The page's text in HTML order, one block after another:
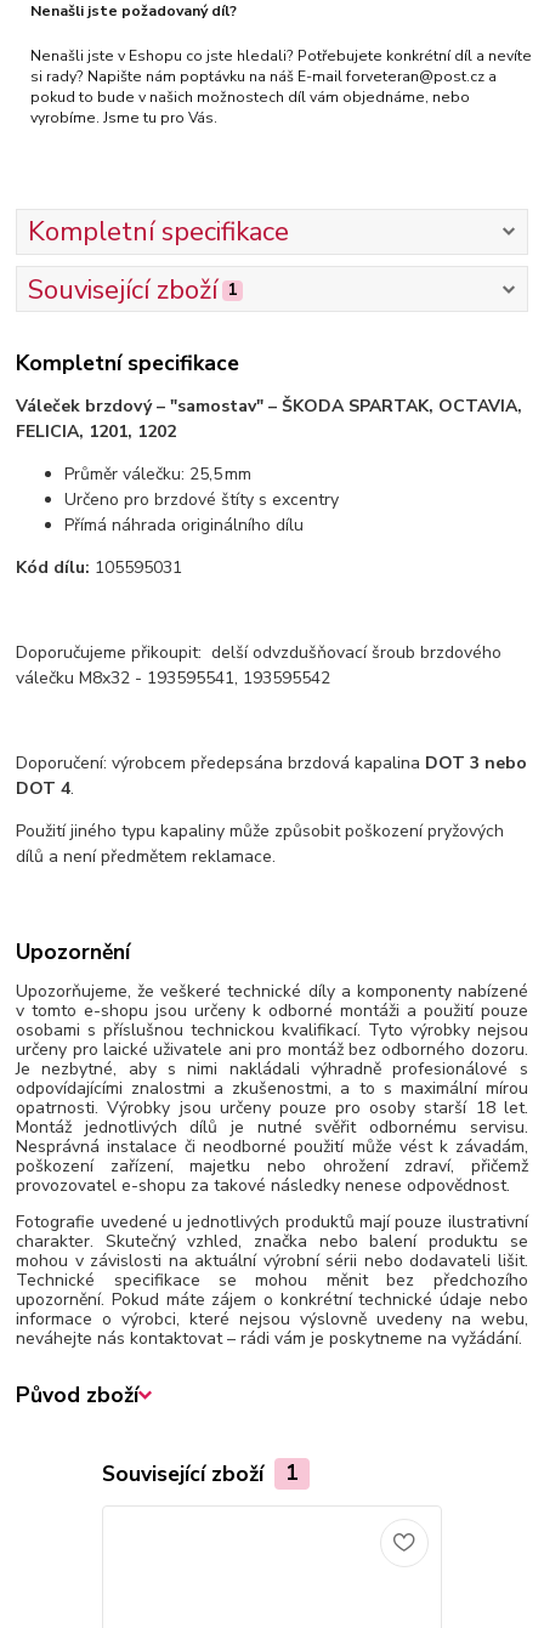
Nenašli jste požadovaný díl?
Nenašli jste v Eshopu co jste hledali? Potřebujete konkrétní díl a nevíte
si rady? Napište nám poptávku na náš E-mail forveteran@post.cz a
pokud to bude v našich možnostech díl vám objednáme, nebo
vyrobíme. Jsme tu pro Vás.
Kompletní specifikace
Související zboží 1
Kompletní specifikace
Váleček brzdový – "samostav" – ŠKODA SPARTAK, OCTAVIA,
FELICIA, 1201, 1202
Průměr válečku: 25,5 mm
Určeno pro brzdové štíty s excentry
Přímá náhrada originálního dílu
Kód dílu: 105595031
Doporučujeme přikoupit: delší odvzdušňovací šroub brzdového
válečku M8x32 - 193595541, 193595542
Doporučení: výrobcem předepsána brzdová kapalina DOT 3 nebo
DOT 4.
Použití jiného typu kapaliny může způsobit poškození pryžových
dílů a není předmětem reklamace.
Upozornění
Upozorňujeme, že veškeré technické díly a komponenty nabízené
v tomto e-shopu jsou určeny k odborné montáži a použití pouze
osobami s příslušnou technickou kvalifikací. Tyto výrobky nejsou
určeny pro laické uživatele ani pro montáž bez odborného dozoru.
Je nezbytné, aby s nimi nakládali výhradně profesionálové s
odpovídajícími znalostmi a zkušenostmi, a to s maximální mírou
opatrnosti. Výrobky jsou určeny pouze pro osoby starší 18 let.
Montáž jednotlivých dílů je nutné svěřit odbornému servisu.
Nesprávná instalace či neodborné použití může vést k závadám,
poškození zařízení, majetku nebo ohrožení zdraví, přičemž
provozovatel e-shopu za takové následky nenese odpovědnost.
Fotografie uvedené u jednotlivých produktů mají pouze ilustrativní
charakter. Skutečný vzhled, značka nebo balení produktu se
mohou v závislosti na aktuální výrobní sérii nebo dodavateli lišit.
Technické specifikace se mohou měnit bez předchozího
upozornění. Pokud máte zájem o konkrétní technické údaje nebo
informace o výrobci, které nejsou výslovně uvedeny na webu,
neváhejte nás kontaktovat – rádi vám je poskytneme na vyžádání.
Původ zboží
Související zboží 1